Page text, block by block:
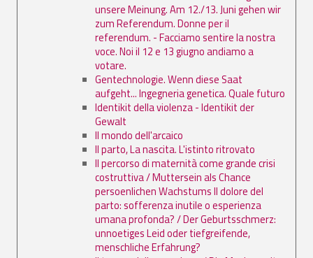
unsere Meinung. Am 12./13. Juni gehen wir
zum Referendum. Donne per il
referendum. - Facciamo sentire la nostra
voce. Noi il 12 e 13 giugno andiamo a
votare.
Gentechnologie. Wenn diese Saat
aufgeht... Ingegneria genetica. Quale futuro
Identikit della violenza - Identikit der
Gewalt
Il mondo dell'arcaico
Il parto, La nascita. L'istinto ritrovato
Il percorso di maternità come grande crisi
costruttiva / Muttersein als Chance
persoenlichen Wachstums Il dolore del
parto: sofferenza inutile o esperienza
umana profonda? / Der Geburtsschmerz:
unnoetiges Leid oder tiefgreifende,
menschliche Erfahrung?